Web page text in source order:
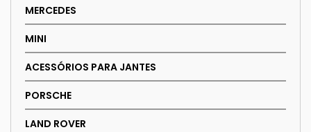
MERCEDES
MINI
ACESSÓRIOS PARA JANTES
PORSCHE
LAND ROVER